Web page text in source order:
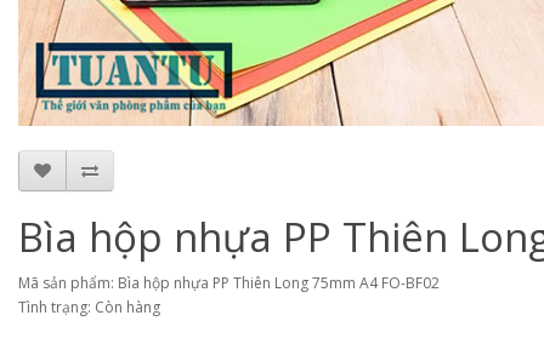
Bìa hộp nhựa PP Thiên
Mã sản phẩm: Bìa hộp nhựa PP Thiên Long 75mm A4 FO-BF02
Tình trạng: Còn hàng